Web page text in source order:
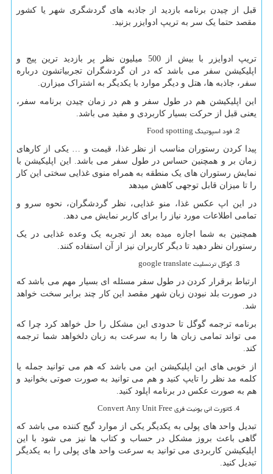
قبل از چیدن برنامه بازدید از جاذبه های گردشگری شهر یا کشور
مقصد حتما یک سر به تریپ ادوایزر بزنید.
تریپ ادوایزر با بیش از 500 میلیون نظر پر بازدید ترین پیج و
اپلیکیشن سفر می باشد که در ان گردشگران تجربیاتشون درباره
سفر، جاذبه ها، هتل و دیگر موارد با یکدیگر به اشتراک میزارن.
این اپلیکیشن هم در طول سفر و هم در زمان چیدن برنامه سفر،
یعنی قبل از حرکت بسیار کاربردی و مفید می باشد.
فود اسپوتینگ Food spotting
پیدا کردن رستوران مناسب از نظر غذا، قیمت و … یکی از کارهای
زمان بر و همچنین حساس در طول سفر می باشد. این اپلیکیشن با
نمایش رستوران های یک منطقه به همراه منوی غذایی سختی این کار
را تا میزان قابل توجهی کاهش میدهد
در این اپ عکس غذا، منو غذایی، نظر گردشگران، نحوه سرو و
تمامی اطلاعات مورد نیاز را برای کاربر نمایش می دهد.
همچنین به شما اجازه میده بعد از تجربه یک وعده غذایی در یک
رستوران نظر دهید تا دیگر کاربران نیز از آن استفاده کنند.
گوگل ترنسلیت google translate
ارتباط برقرار کردن در طول سفر مسئله ای بسیار مهم می باشد که
در صورت بلد نبودن زبان شهر مقصد این کار چند برابر سخت خواهد
شد.
برنامه ترجمه گوگل تا حدودی این مشکل را حل خواهد کرد چرا که
می تواند تمامی زبان ها را به سرعت به زبان دلخواهد شما ترجمه
کند.
از خوبی های این اپلیکیشن این می باشد که هم می توانید جمله یا
کلمه مد نظر را تایپ کنید و هم می توانید به صورت صوتی بخوانید و
هم به صورت عکس در برنامه اپلود کنید.
کانورت انی یونیت فری Convert Any Unit Free
تبدیل واحد های پولی به یکدیگر یکی از موارد گیج کننده می باشد که
گاهی باعث بروز مشکل در حساب و کتاب ها نیز می شود با این
اپلیکیشن کاربردی می توانید به سرعت واحد های پولی را به یکدیگر
تبدیل کنید.